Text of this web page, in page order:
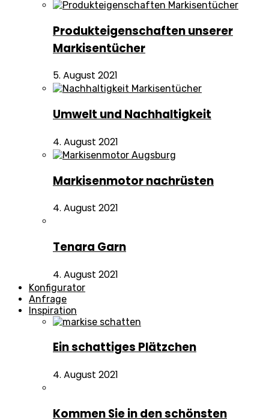
Produkteigenschaften unserer
Markisentücher
5. August 2021
Umwelt und Nachhaltigkeit
4. August 2021
Markisenmotor nachrüsten
4. August 2021
Tenara Garn
4. August 2021
Konfigurator
Anfrage
Inspiration
Ein schattiges Plätzchen
4. August 2021
Kommen Sie in den schönsten